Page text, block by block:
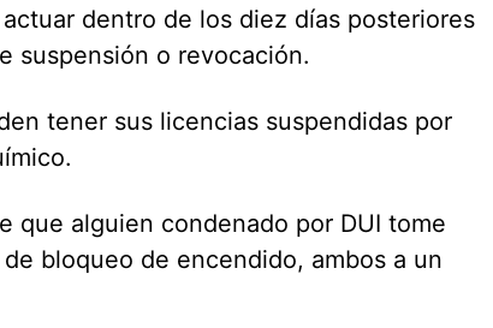
dentro de los diez días posteriores
suspensión o revocación.
tener sus licencias suspendidas por
que alguien condenado por DUI tome
bloqueo de encendido, ambos a un